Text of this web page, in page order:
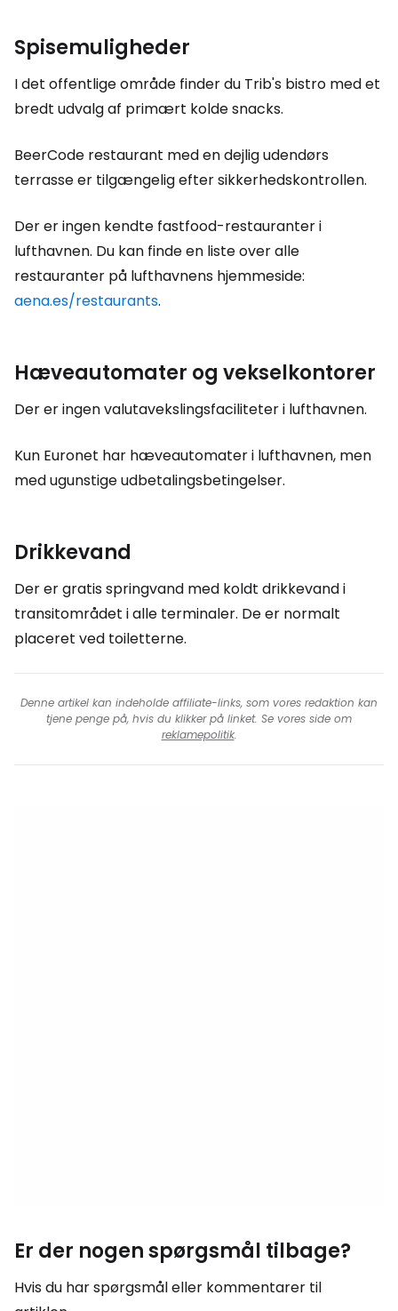
Spisemuligheder
I det offentlige område finder du Trib's bistro med et
bredt udvalg af primært kolde snacks.
BeerCode restaurant med en dejlig udendørs
terrasse er tilgængelig efter sikkerhedskontrollen.
Der er ingen kendte fastfood-restauranter i
lufthavnen. Du kan finde en liste over alle
restauranter på lufthavnens hjemmeside:
aena.es/restaurants.
Hæveautomater og vekselkontorer
Der er ingen valutavekslingsfaciliteter i lufthavnen.
Kun Euronet har hæveautomater i lufthavnen, men
med ugunstige udbetalingsbetingelser.
Drikkevand
Der er gratis springvand med koldt drikkevand i
transitområdet i alle terminaler. De er normalt
placeret ved toiletterne.
Denne artikel kan indeholde affiliate-links, som vores redaktion kan
tjene penge på, hvis du klikker på linket. Se vores side om
reklamepolitik.
Er der nogen spørgsmål tilbage?
Hvis du har spørgsmål eller kommentarer til